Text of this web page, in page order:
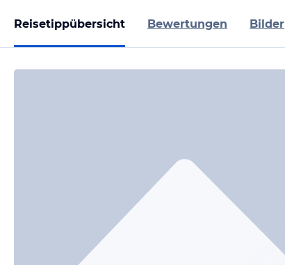
Reisetippübersicht Bewertungen Bilder